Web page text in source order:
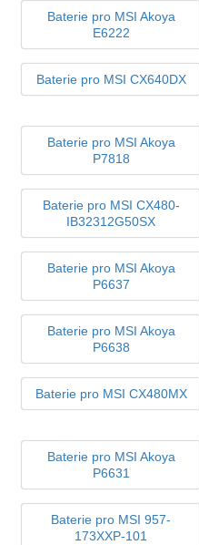
Baterie pro MSI Akoya
E6222
Baterie pro MSI CX640DX
Baterie pro MSI Akoya
P7818
Baterie pro MSI CX480-
IB32312G50SX
Baterie pro MSI Akoya
P6637
Baterie pro MSI Akoya
P6638
Baterie pro MSI CX480MX
Baterie pro MSI Akoya
P6631
Baterie pro MSI 957-
173XXP-101